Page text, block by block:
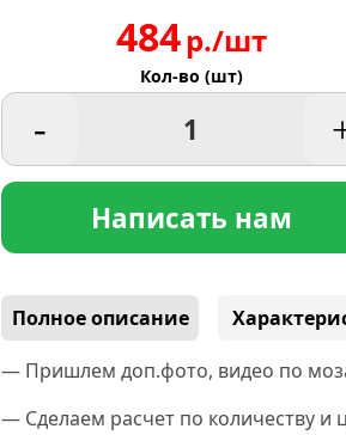
484р./шт
Кол-во (шт)
-
Написать нам
Полное описание
— Пришлем доп.фото, видео по
— Сделаем расчет по количеству и